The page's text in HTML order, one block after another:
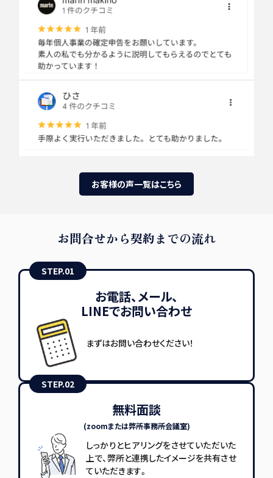
お客様の声一覧はこちら
お問合せから契約までの流れ
STEP.01
お電話、メール、
LINEでお問い合わせ
まずはお問い合わせください！
STEP.02
無料面談
(zoomまたは弊所事務所会議室)
しっかりとヒアリングをさせていただいた
上で、弊所と連携したイメージを共有させ
ていただきます。